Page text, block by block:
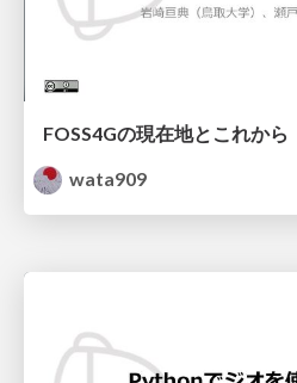
FOSS4Gの現在地とこれから
wata909